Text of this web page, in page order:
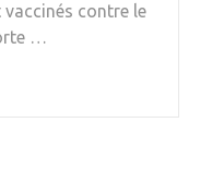
contre le
…